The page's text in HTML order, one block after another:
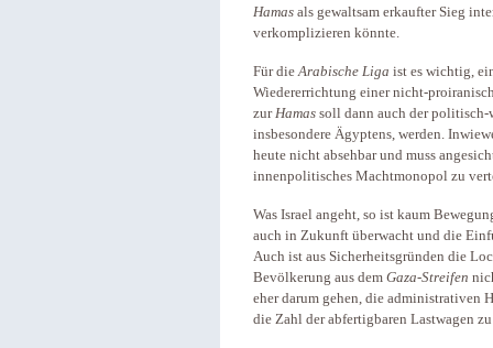
Hamas als gewaltsam erkaufter Sieg
verkomplizieren könnte.
Für die Arabische Liga ist es wichtig,
Wiedererrichtung einer nicht-
zur Hamas soll dann auch der
insbesondere Ägyptens, werden.
heute nicht absehbar und muss
innenpolitisches Machtmonopol zu
Was Israel angeht, so ist kaum
auch in Zukunft überwacht und die
Auch ist aus Sicherheitsgründen die
Bevölkerung aus dem Gaza-Streifen
eher darum gehen, die administrativen
die Zahl der abfertigbaren Lastwagen